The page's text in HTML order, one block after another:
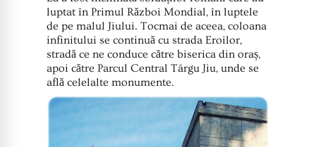
luptat în Primul Război Mondial, în luptele
de pe malul Jiului. Tocmai de aceea, coloana
infinitului se continuă cu strada Eroilor,
stradă ce ne conduce către biserica din oraș,
apoi către Parcul Central Târgu Jiu, unde se
află celelalte monumente.